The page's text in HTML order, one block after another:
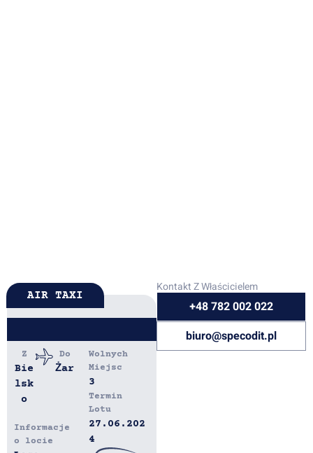
AIR TAXI
Z
Bie
lsk
o
Do
Żar
Informacje
o locie
Wolnych
Miejsc
3
Termin
Lotu
27.06.202
4
Kontakt Z Właścicielem
+48 782 002 022
biuro@specodit.pl